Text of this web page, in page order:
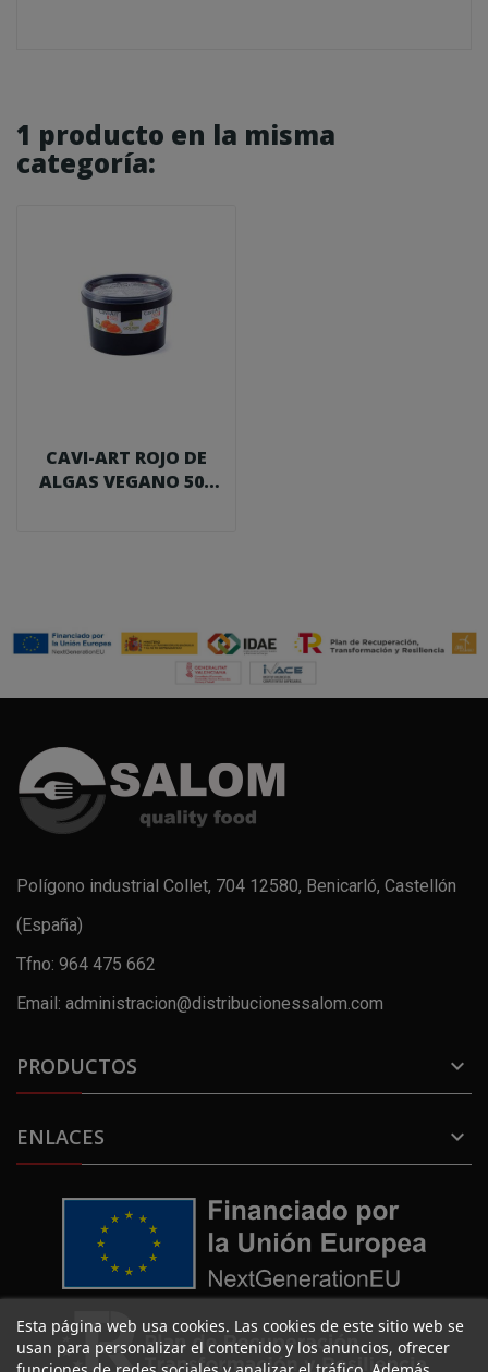
1 producto en la misma
categoría:
CAVI-ART ROJO DE
ALGAS VEGANO 500
Polígono industrial Collet, 704 12580, Benicarló, Castellón
(España)
Tfno: 964 475 662
Email: administracion@distribucionessalom.com
PRODUCTOS 
ENLACES 
Esta página web usa cookies. Las cookies de este sitio web se
usan para personalizar el contenido y los anuncios, ofrecer